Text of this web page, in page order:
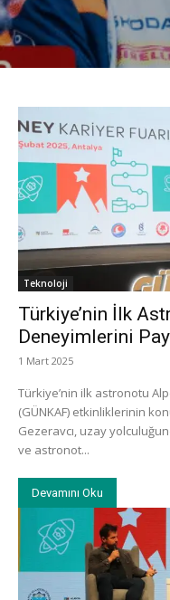
Teknoloji
Türkiye’nin İlk
Deneyimlerini
1 Mart 2025
Türkiye’nin ilk astronotu
(GÜNKAF) etkinliklerinin
Gezeravcı, uzay
ve astronot...
Devamını Oku